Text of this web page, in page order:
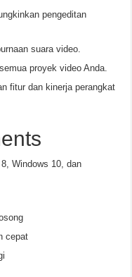
pengeditan
suara video.
proyek video Anda.
fitur dan kinerja perangkat
Windows 10, dan
cepat